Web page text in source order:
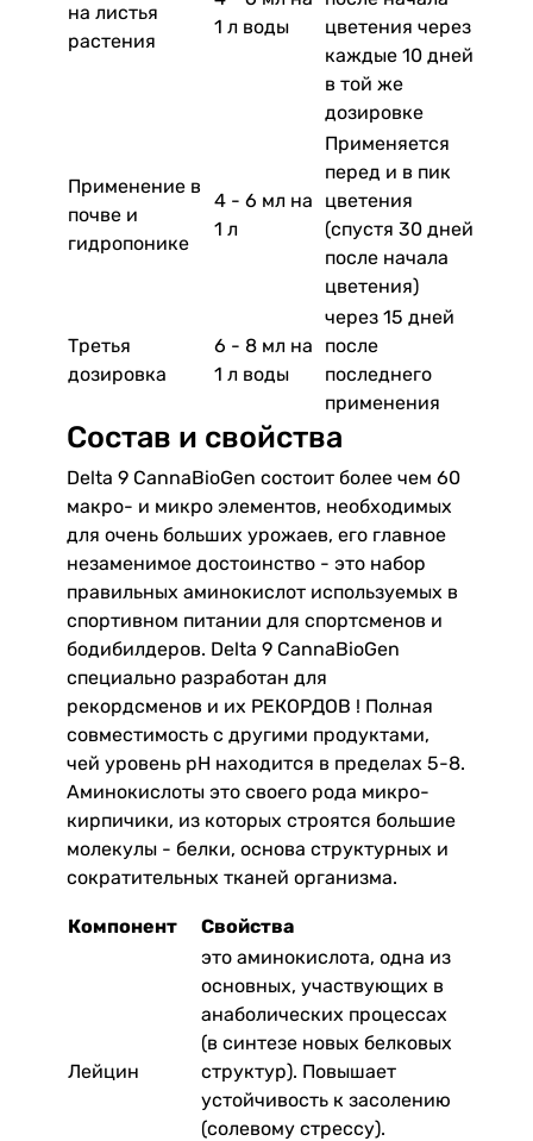
на листья
растения
1 л воды
цветения через
каждые 10 дней
в той же
дозировке
Применение в
почве и
гидропонике
4 - 6 мл на
1 л
Применяется
перед и в пик
цветения
(спустя 30 дней
после начала
цветения)
Третья
дозировка
6 - 8 мл на
1 л воды
через 15 дней
после
последнего
применения
Состав и свойства
Delta 9 CannaBioGen состоит более чем 60
макро- и микро элементов, необходимых
для очень больших урожаев, его главное
незаменимое достоинство - это набор
правильных аминокислот используемых в
спортивном питании для спортсменов и
бодибилдеров. Delta 9 CannaBioGen
специально разработан для
рекордсменов и их РЕКОРДОВ ! Полная
совместимость с другими продуктами,
чей уровень рН находится в пределах 5-8.
Аминокислоты это своего рода микро-
кирпичики, из которых строятся большие
молекулы - белки, основа структурных и
сократительных тканей организма.
Компонент Свойства
Лейцин
это аминокислота, одна из
основных, участвующих в
анаболических процессах
(в синтезе новых белковых
структур). Повышает
устойчивость к засолению
(солевому стрессу).